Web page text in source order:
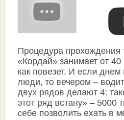
Процедура прохождения
«Кордай» занимает от
как повезет. И если
люди, то вечером –
двух рядов делают 4;
этот ряд встану» – 5000
себе позволить ехать в